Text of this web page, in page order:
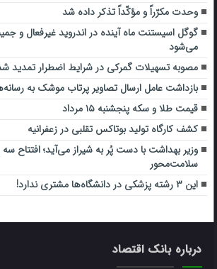
وحدت مکرّراً و مؤکّداً تذکر داده شد
گوگل اسیستنت ماه آینده در اندروید غیرفعال و
می‌شود
مصوبه تسهیلات گمرکی در شرایط اضطرار تمدید شد
بازداشت عامل ارسال تصاویر پرتاب موشک به
قیمت طلا و سکه پنجشنبه ۱۵ مرداد
کشف کارگاه تولید بوتاکس تقلبی در زعفرانیه
وزیر بهداشت با دست پُر به شیراز می‌آید؛ افتتاح سه
سلامت‌محور
این ۳ رشته پزشکی در دانشگاه‌ها مشتری ندارد!
درباره بانک اقتصاد